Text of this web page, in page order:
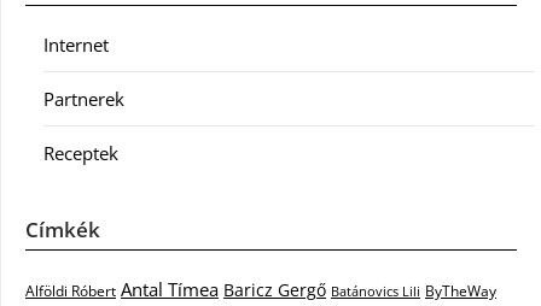
Internet
Partnerek
Receptek
Címkék
Alföldi Róbert Antal Tímea Baricz Gergő Batánovics Lili ByTheWay